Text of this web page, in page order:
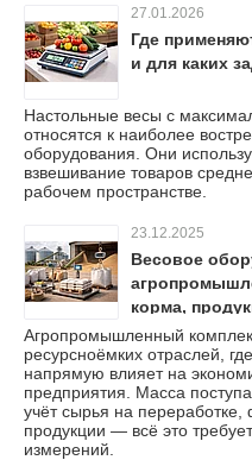
27.01.2026
Где
и для каких
Настольные весы с
относятся к наиболее
оборудования. Они
взвешивание товаров
рабочем пространстве.
23.12.2025
Весовое
корма,
Агропромышленный
ресурсноёмких отраслей,
напрямую влияет на
предприятия. Масса
учёт сырья на
продукции — всё это
измерений.